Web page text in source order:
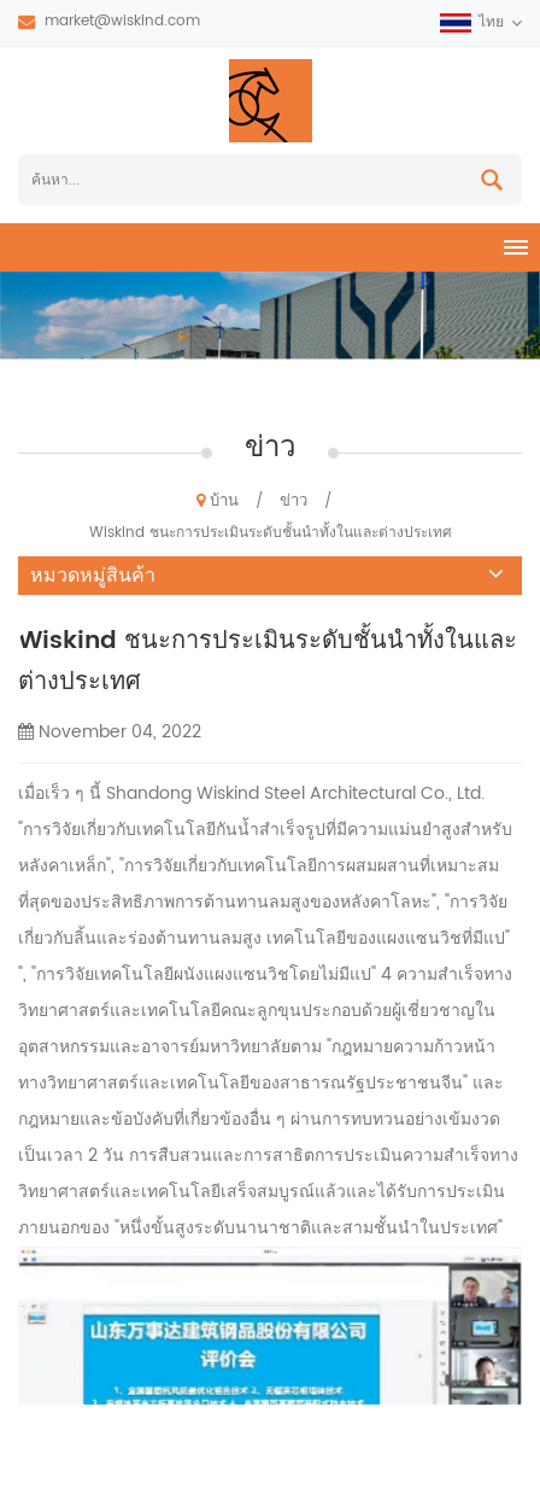
market@wiskind.com ไทย
ข่าว
บ้าน / ข่าว
/
Wiskind ชนะการประเมินระดับชั้นนำทั้งในและต่างประเทศ
หมวดหมู่สินค้า
Wiskind ชนะการประเมินระดับชั้นนำทั้งในและ
ต่างประเทศ
November 04, 2022
เมื่อเร็ว ๆ นี้ Shandong Wiskind Steel Architectural Co., Ltd.
"การวิจัยเกี่ยวกับเทคโนโลยีกันน้ำสำเร็จรูปที่มีความแม่นยำสูงสำหรับ
หลังคาเหล็ก", "การวิจัยเกี่ยวกับเทคโนโลยีการผสมผสานที่เหมาะสม
ที่สุดของประสิทธิภาพการต้านทานลมสูงของหลังคาโลหะ", "การวิจัย
เกี่ยวกับลิ้นและร่องต้านทานลมสูง เทคโนโลยีของแผงแซนวิชที่มีแป"
", "การวิจัยเทคโนโลยีผนังแผงแซนวิชโดยไม่มีแป" 4 ความสำเร็จทาง
วิทยาศาสตร์และเทคโนโลยีคณะลูกขุนประกอบด้วยผู้เชี่ยวชาญใน
อุตสาหกรรมและอาจารย์มหาวิทยาลัยตาม "กฎหมายความก้าวหน้า
ทางวิทยาศาสตร์และเทคโนโลยีของสาธารณรัฐประชาชนจีน" และ
กฎหมายและข้อบังคับที่เกี่ยวข้องอื่น ๆ ผ่านการทบทวนอย่างเข้มงวด
เป็นเวลา 2 วัน การสืบสวนและการสาธิตการประเมินความสำเร็จทาง
วิทยาศาสตร์และเทคโนโลยีเสร็จสมบูรณ์แล้วและได้รับการประเมิน
ภายนอกของ "หนึ่งขั้นสูงระดับนานาชาติและสามชั้นนำในประเทศ"